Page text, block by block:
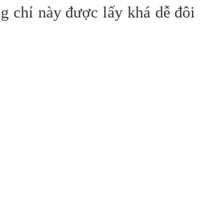
chỉ này được lấy khá dễ đôi